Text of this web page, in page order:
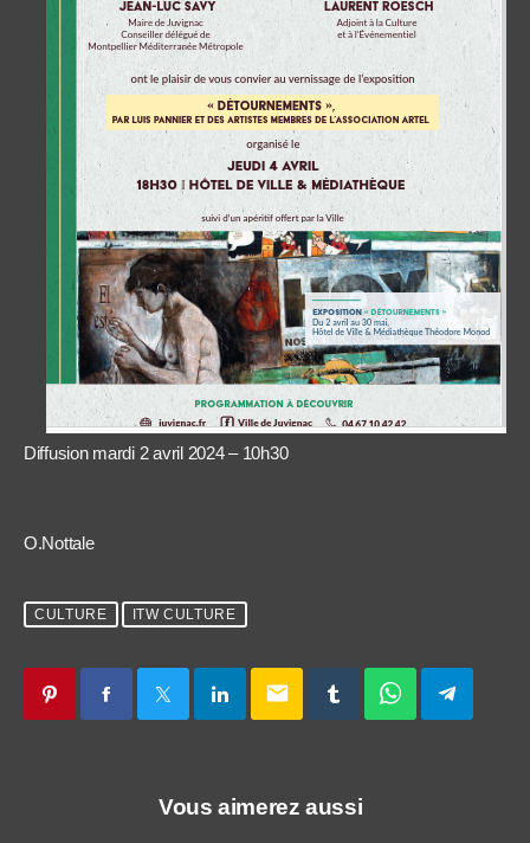
Diffusion mardi 2 avril 2024 – 10h30
O.Nottale
CULTURE ITW CULTURE
email
Vous aimerez aussi